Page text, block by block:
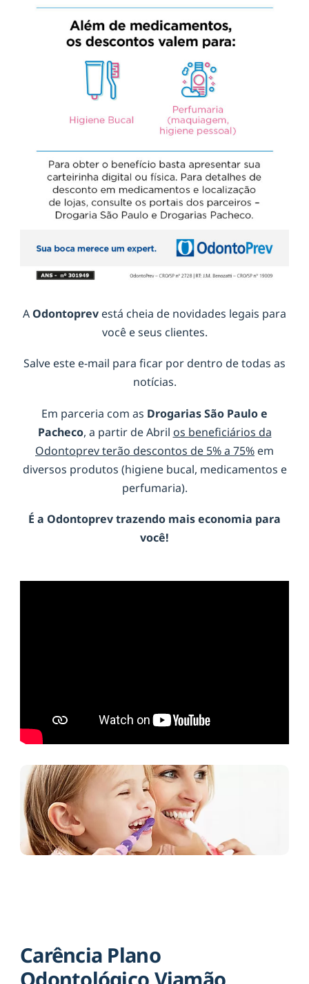
A Odontoprev está cheia de novidades legais para
você e seus clientes.
Salve este e-mail para ficar por dentro de todas as
notícias.
Em parceria com as Drogarias São Paulo e
Pacheco, a partir de Abril os beneficiários da
Odontoprev terão descontos de 5% a 75% em
diversos produtos (higiene bucal, medicamentos e
perfumaria).
É a Odontoprevtrazendo mais economia para
você!
Carência Plano
Odontológico Viamão